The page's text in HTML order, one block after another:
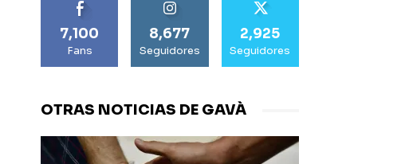
7,100
Fans
8,677
Seguidores
2,925
Seguidores
OTRAS NOTICIAS DE GAVÀ